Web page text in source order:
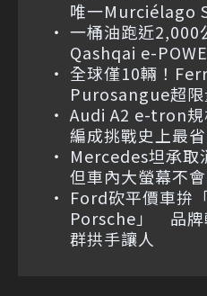
唯一Murciélago
一桶油跑近2,000
Qashqai e-
全球僅10輛！
Purosangue超限
Audi A2 e-tron規
編成挑戰史上最省
Mercedes坦承
但車內大螢幕不
Ford砍平價車拚
Porsche」 品牌
群拱手讓人